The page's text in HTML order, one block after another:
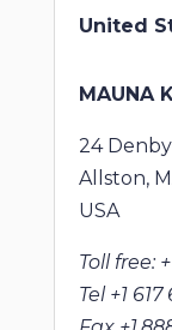
United
MAUNA
24
Allston,
USA
Toll free:
Tel +1 617